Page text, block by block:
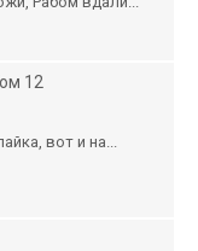
12
вот и на...